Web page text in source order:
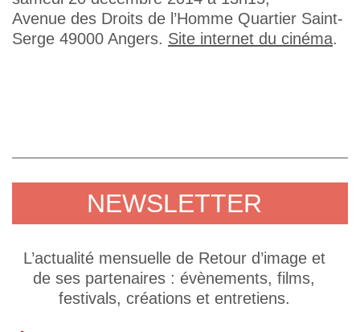
Avenue des Droits de l’Homme Quartier Saint-
Serge 49000 Angers. Site internet du cinéma.
NEWSLETTER
L’actualité mensuelle de Retour d’image et
de ses partenaires : évènements, films,
festivals, créations et entretiens.